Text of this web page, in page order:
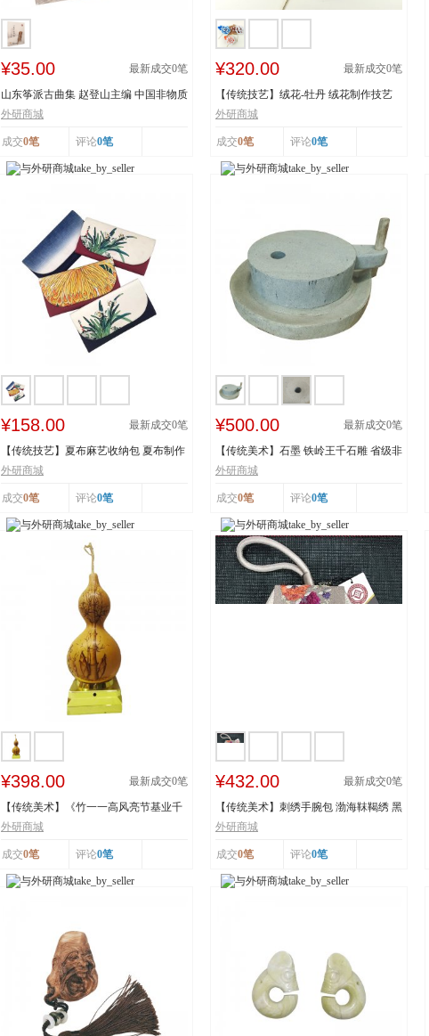
¥35.00 最新成交0笔
山东筝派古曲集 赵登山主编 中国非物质
文化遗产 上...
外研商城
成交0笔 评论0笔
¥320.00 最新成交0笔
【传统技艺】绒花-牡丹 绒花制作技艺
市级非物质...
外研商城
成交0笔 评论0笔
¥158.00 最新成交0笔
【传统技艺】夏布麻艺收纳包 夏布制作
技艺 国家级...
外研商城
成交0笔 评论0笔
¥500.00 最新成交0笔
【传统美术】石墨 铁岭王千石雕 省级非
物质文化遗...
外研商城
成交0笔 评论0笔
¥398.00 最新成交0笔
【传统美术】《竹一一高风亮节基业千
秋》 福禄亿家...
外研商城
成交0笔 评论0笔
¥432.00 最新成交0笔
【传统美术】刺绣手腕包 渤海靺鞨绣 黑
龙江省牡丹...
外研商城
成交0笔 评论0笔